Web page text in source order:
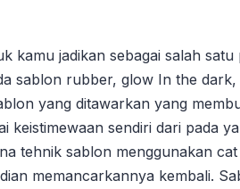
kamu jadikan sebagai salah
sablon rubber, glow In the dark,
yang ditawarkan yang
keistimewaan sendiri dari pada
tehnik sablon menggunakan
memancarkannya kembali.